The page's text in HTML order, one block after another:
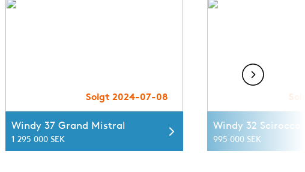
Solgt 2024-07-08
Windy 37 Grand Mistral
1 295 000 SEK
Windy 32 Scirocco
995 000 SEK